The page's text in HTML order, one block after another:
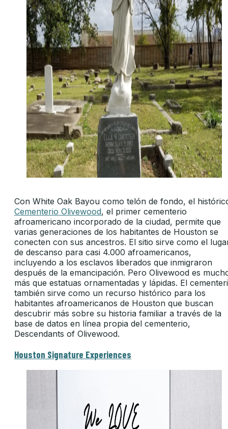
Con White Oak Bayou como telón de fondo, el
Cementerio Olivewood, el primer cementerio
afroamericano incorporado de la ciudad, permite que
varias generaciones de los habitantes de Houston se
conecten con sus ancestros. El sitio sirve como el
de descanso para casi 4.000 afroamericanos,
incluyendo a los esclavos liberados que inmigraron
después de la emancipación. Pero Olivewood es
más que estatuas ornamentadas y lápidas. El
también sirve como un recurso histórico para los
habitantes afroamericanos de Houston que buscan
descubrir más sobre su historia familiar a través de la
base de datos en línea propia del cementerio,
Descendants of Olivewood.
Houston Signature Experiences